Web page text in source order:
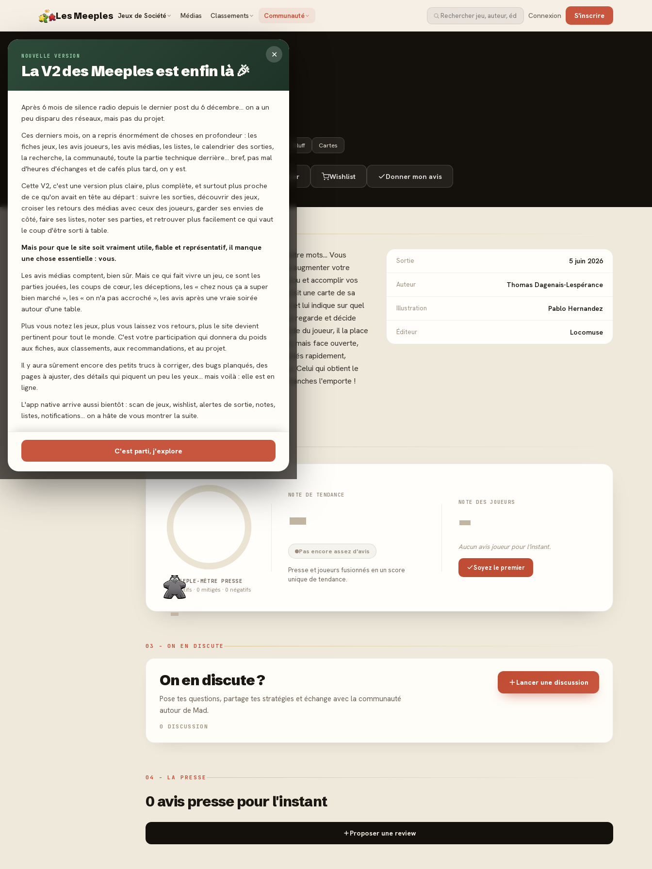
Les Meeples Jeux de Société Médias Classements Communauté Connexion S'inscrire
✕
NOUVELLE VERSION
La V2 des Meeples est enfin là 🎉
Après 6 mois de silence radio depuis le dernier post du 6 décembre… on a un
peu disparu des réseaux, mais pas du projet.
Ces derniers mois, on a repris énormément de choses en profondeur : les
fiches jeux, les avis joueurs, les avis médias, les listes, le calendrier des sorties,
la recherche, la communauté, toute la partie technique derrière… bref, pas mal
d'heures d'échanges et de cafés plus tard, on y est.
Cette V2, c'est une version plus claire, plus complète, et surtout plus proche
de ce qu'on avait en tête au départ : suivre les sorties, découvrir des jeux,
croiser les retours des médias avec ceux des joueurs, garder ses envies de
côté, faire ses listes, noter ses parties, et retrouver plus facilement ce qui vaut
le coup d'être sorti à table.
Mais pour que le site soit vraiment utile, fiable et représentatif, il manque
une chose essentielle : vous.
Les avis médias comptent, bien sûr. Mais ce qui fait vivre un jeu, ce sont les
parties jouées, les coups de cœur, les déceptions, les « chez nous ça a super
bien marché », les « on n'a pas accroché », les avis après une vraie soirée
autour d'une table.
Plus vous notez les jeux, plus vous laissez vos retours, plus le site devient
pertinent pour tout le monde. C'est votre participation qui donnera du poids
aux fiches, aux classements, aux recommandations, et au projet.
Il y aura sûrement encore des petits trucs à corriger, des bugs planqués, des
pages à ajuster, des détails qui piquent un peu les yeux… mais voilà : elle est en
ligne.
L'app native arrive aussi bientôt : scan de jeux, wishlist, alertes de sortie, notes,
listes, notifications… on a hâte de vous montrer la suite.
C'est parti, j'explore
Jeux / Mad
Mad
3-6 joueurs 10 ans+ 45 min Bluff Cartes
Envie de jouer Wishlist Donner mon avis
02Le verdict
03On en discute
04 La presse
05Les joueurs
06Acheter
Similaires
Influence, alliance et trahison seront vos maître mots... Vous
incarnez les forces de l'ombre, cherchant à augmenter votre
influence auprès du Conseil de l'île du Coucou et accomplir vos
sombres desseins. À son tour, le joueur choisit une carte de sa
main, la remet secrètement à un adversaire et lui indique sur quel
personnage il doit la jouer. Son adversaire la regarde et décide
ensuite où il la place. S’il respecte la demande du joueur, il la place
face cachée. Sinon, il la place où il le désire, mais face ouverte,
donnant l’information à tous. Trouvez vos alliés rapidement,
négociez, bluffez, trahissez, tout est permis. Celui qui obtient le
plus de Points d’Influence au terme des 2 manches l'emporte !
Bluff Cartes
Sortie 5 juin 2026
Auteur Thomas Dagenais-Lespérance
Illustration Pablo Hernandez
Éditeur Locomuse
-
MEEPLE-MÈTRE PRESSE
0 positifs · 0 mitigés · 0 négatifs
NOTE DE TENDANCE
-
Pas encore assez d'avis
Presse et joueurs fusionnés en un score
unique de tendance.
NOTE DES JOUEURS
-
Aucun avis joueur pour l'instant.
Soyez le premier
03 - ON EN DISCUTE
On en discute ?
Pose tes questions, partage tes stratégies et échange avec la communauté
autour de Mad.
0 DISCUSSION
Lancer une discussion
04 - LA PRESSE
0 avis presse pour l'instant
Proposer une review